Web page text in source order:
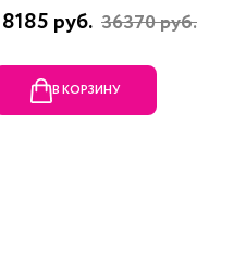
руб. 36370 руб.
В КОРЗИНУ